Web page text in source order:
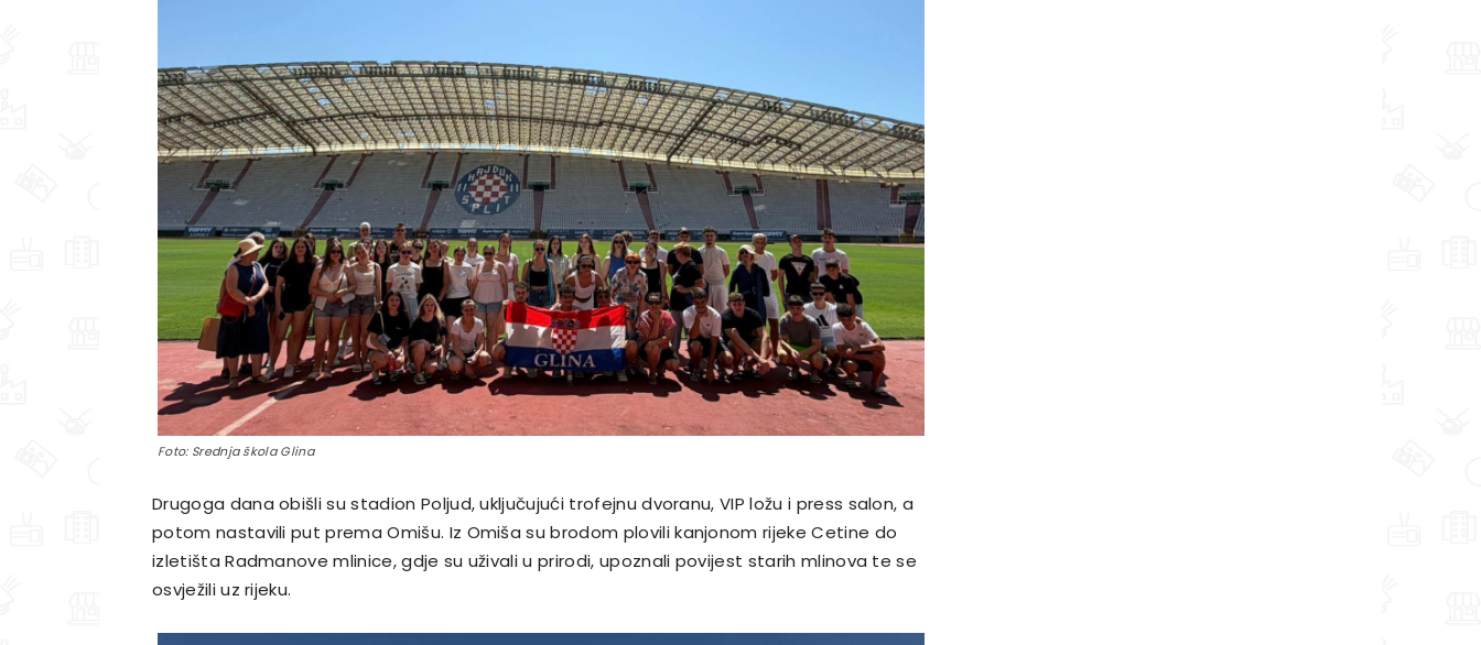
Foto: Srednja škola Glina
Drugoga dana obišli su stadion Poljud, uključujući trofejnu dvoranu, VIP ložu i press salon, a
potom nastavili put prema Omišu. Iz Omiša su brodom plovili kanjonom rijeke Cetine do
izletišta Radmanove mlinice, gdje su uživali u prirodi, upoznali povijest starih mlinova te se
osvježili uz rijeku.